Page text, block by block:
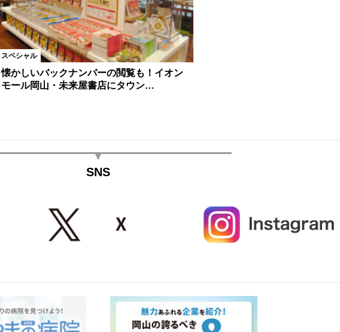
スペシャル
懐かしいバックナンバーの閲覧も！イオン
モール岡山・未来屋書店にタウン…
SNS